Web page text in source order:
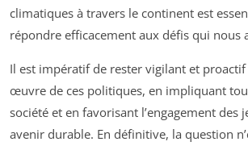
climatiques à travers le continent est
répondre efficacement aux défis qui nous
Il est impératif de rester vigilant et proactif
œuvre de ces politiques, en impliquant
société et en favorisant l’engagement des
avenir durable. En définitive, la question